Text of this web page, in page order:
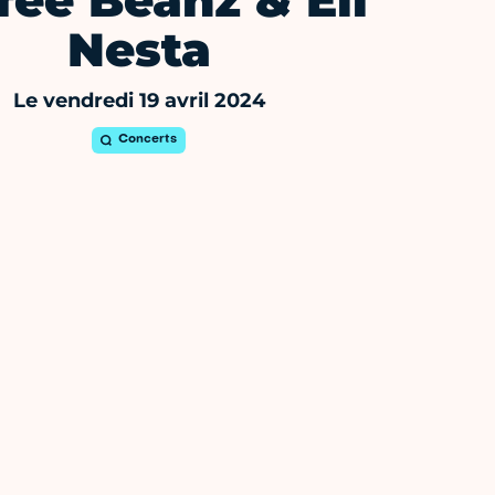
Nesta
Le vendredi 19 avril 2024
Concerts